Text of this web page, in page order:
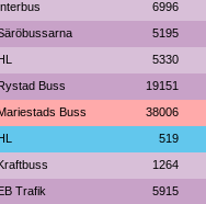
6996
5195
5330
Buss 19151
Buss 38006
519
1264
Trafik 5915